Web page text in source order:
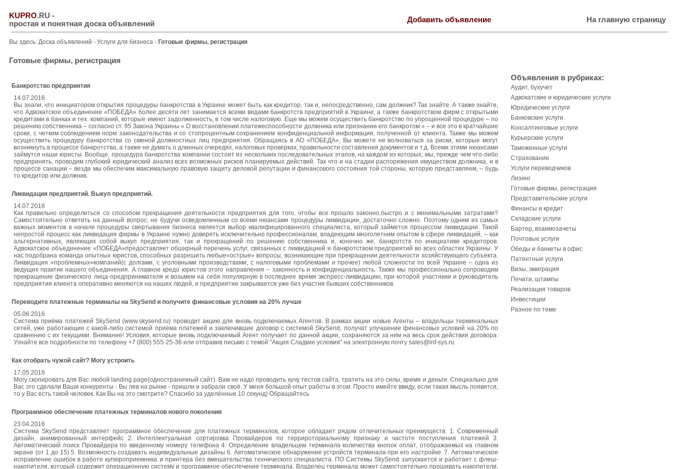
KUPRO.RU -
простая и понятная доска объявлений
Добавить объявление На главную страницу
Вы здесь: Доска объявлений - Услуги для бизнеса - Готовые фирмы, регистрация
Готовые фирмы, регистрация
Банкротство предприятия
14.07.2016
Вы знали, что инициатором открытия процедуры банкротства в Украине может быть как кредитор, так и, непосредственно, сам должник? Так знайте. А также знайте,
что Адвокатское объединение «ПОБЕДА» более десяти лет занимается всеми видами банкротств предприятий в Украине, а также банкротством фирм с открытыми
кредитами в банках и тех. компаний, которые имеют задолженность, в том числе налоговую. Еще мы можем осуществить банкротство по упрощенной процедуре – по
решению собственника – согласно ст. 95 Закона Украины « О восстановлении платежеспособности должника или признании его банкротом » – и все это в кратчайшие
сроки, с четким соблюдением норм законодательства и со стопроцентным сохранением конфиденциальной информации, полученной от клиента. Также мы можем
осуществить процедуру банкротства со сменой должностных лиц предприятия. Обращаясь в АО «ПОБЕДА», Вы можете не волноваться за риски, которые могут
возникнуть в процессе банкротства, а также не думать о длинных очередях, налоговых проверках, правильности составления документов и т.д. Всеми этими нюансами
займутся наши юристы. Вообще, процедура банкротства компании состоит из нескольких последовательных этапов, на каждом из которых, мы, прежде чем что-либо
предпринять, проводим глубокий юридический анализ всех возможных рисков планируемых действий. Так что и на стадии распоряжения имуществом должника, и в
процессе санации – везде мы обеспечим максимальную правовую защиту деловой репутации и финансового состояния той стороны, которую представляем, – будь
то кредитор или должник.
Ликвидация предприятий. Выкуп предприятий.
14.07.2016
Как правильно определиться со способом прекращения деятельности предприятия для того, чтобы все прошло законно,быстро и с минимальными затратами?
Самостоятельно ответить на данный вопрос, не будучи осведомленным со всеми нюансами процедуры ликвидации, достаточно сложно. Поэтому одним из самых
важных моментов в начале процедуры свертывания бизнеса является выбор квалифицированного специалиста, который займется процессом ликвидации. Такой
непростой процесс как ликвидация фирмы в Украине нужно доверять исключительно профессионалам, владеющим многолетним опытом в сфере ликвидаций, – как
альтернативных, являющих собой выкуп предприятия, так и прекращений по решению собственника и, конечно же, банкротств по инициативе кредиторов.
Адвокатское объединение «ПОБЕДА»предоставляет обширный перечень услуг, связанных с ликвидацией и банкротством предприятий во всех областях Украины. У
нас подобрана команда опытных юристов, способных разрешить любые«острые» вопросы, возникающие при прекращении деятельности хозяйствующего субъекта.
Ликвидация «проблемных»компаний(с долгами, с уголовными производствами, с налоговыми проблемами и прочее) любой сложности по всей Украине – одна из
ведущих практик нашего объединения. А главное кредо юристов этого направления – законность и конфиденциальность. Также мы профессионально сопроводим
прекращение физического лица-предпринимателя и возьмем на себя популярную в последнее время экспресс-ликвидацию, при которой участники и руководитель
предприятия клиента оперативно меняются на наших людей, и предприятие закрывается уже без участия бывших собственников.
Переводите платежные терминалы на SkySend и получите финансовые условия на 20% лучше
05.06.2016
Система приёма платежей SkySend (www.skysend.ru) проводит акцию для вновь подключаемых Агентов. В рамках акции новые Агенты – владельцы терминальных
сетей, уже работающие с какой-либо системой приёма платежей и заключившие договор с системой SkySend, получат улучшение финансовых условий на 20% по
сравнению с их текущими. Внимание! Условия, которые вновь подключаемый Агент получает по данной акции, сохраняются за ним на весь срок действия договора.
Узнайте все подробности по телефону +7 (800) 555-25-36 или отправив письмо с темой "Акция Сладкие условия" на электронную почту sales@inf-sys.ru
Как отобрать чужой сайт? Могу устроить
17.05.2016
Могу скопировать для Вас любой landing page(одностраничный сайт). Вам не надо проводить кучу тестов сайта, тратить на это силы, время и деньги. Специально для
Вас это сделали Ваши конкуренты - Вы лев на рынке - пришли и забрали своё. У меня большой опыт работы в этом. Просто имейте ввиду, если такая мысль появится,
то у Вас есть такой человек. Как Вы на это смотрите? Спасибо за уделённые 10 секунд) Обращайтесь
Программное обеспечение платежных терминалов нового поколения
23.04.2016
Система SkySend представляет программное обеспечение для платежных терминалов, которое обладает рядом отличительных преимуществ: 1. Современный
дизайн, анимированный интерфейс 2. Интеллектуальная сортировка Провайдеров по террироториальному признаку и частоте поступления платежей 3.
Автоматический поиск Провайдера по введенному номеру телефона 4. Определение владельцем терминала количества кнопок оплат, отображаемых на главном
экране (от 1 до 15) 5. Возможность создавать индивидуальные дизайны 6. Автоматическое обнаружение устройств терминала при его настройке. 7. Автоматическое
исправление ошибок в работе купюроприемника и принтера без вмешательства технического специалиста. ПО Системы SkySend запускается и работает с флеш-
накопителя, который содержит операционную систему и программное обеспечение терминала. Владелец терминала может самостоятельно прошивать накопители,
Объявления в рубриках:
Аудит, бухучет
Адвокатские и юридические услуги
Юридические услуги
Банковские услуги
Консалтинговые услуги
Курьерские услуги
Таможенные услуги
Страхование
Услуги переводчиков
Лизинг
Готовые фирмы, регистрация
Представительские услуги
Финансы и кредит
Складские услуги
Бартер, взаимозачеты
Почтовые услуги
Обеды и банкеты в офис
Патентные услуги
Визы, эмиграция
Печати, штампы
Реализация товаров
Инвестиции
Разное по теме